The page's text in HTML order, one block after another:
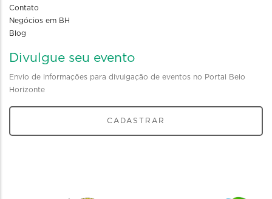
Contato
Negócios em BH
Blog
Divulgue seu evento
Envio de informações para divulgação de eventos no Portal Belo
Horizonte
CADASTRAR